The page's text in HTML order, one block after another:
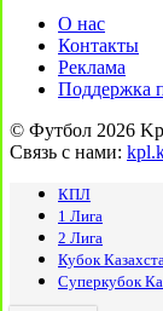
О нас
Контакты
Реклама
Поддержка
© Футбол 2026
Связь с нами:
КПЛ
1 Лига
2 Лига
Кубок
Суперкубок